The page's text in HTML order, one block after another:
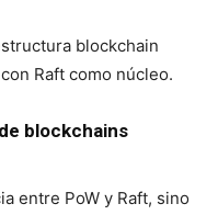
blockchain
Raft como núcleo.
blockchains
entre PoW y Raft, sino